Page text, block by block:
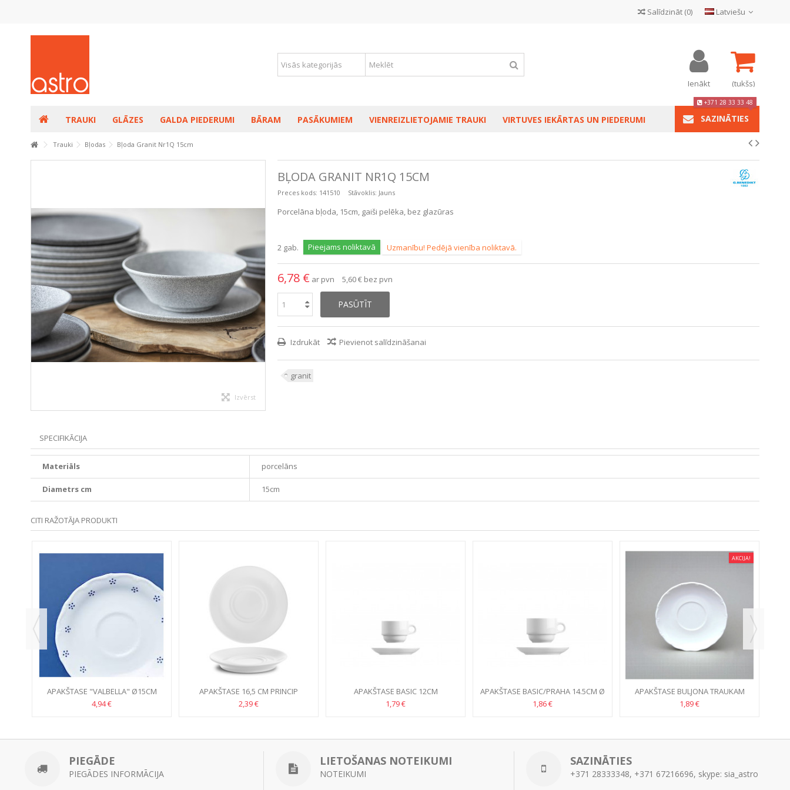
Latviešu
Salīdzināt (0)
(tukšs)
Ienākt
TRAUKI GLĀZES GALDA PIEDERUMI BĀRAM PASĀKUMIEM VIENREIZLIETOJAMIE TRAUKI VIRTUVES IEKĀRTAS UN PIEDERUMI SAZINĀTIES
+371 28 33 33 48
Trauki Bļodas Bļoda Granit Nr1Q 15cm
Izvērst
BĻODA GRANIT NR1Q 15CM
Preces kods: 141510 Stāvoklis: Jauns
Porcelāna bļoda, 15cm, gaiši pelēka, bez glazūras
2 gab. Pieejams noliktavā Uzmanību! Pedējā vienība noliktavā.
6,78 € ar pvn 5,60 €bez pvn
PASŪTĪT
Izdrukāt Pievienot salīdzināšanai
granit
SPECIFIKĀCIJA
Materiāls porcelāns
Diametrs cm 15cm
CITI RAŽOTĀJA PRODUKTI
APAKŠTASE "VALBELLA" Ø15CM
PORCELĀNS
4,94 €
APAKŠTASE 16,5 CM PRINCIP
BUĻJONA TASEI
2,39 €
APAKŠTASE BASIC 12CM
1,79 €
APAKŠTASE BASIC/PRAHA 14.5CM Ø
1,86 €
AKCIJA!
APAKŠTASE BULJONA TRAUKAM
OFELIA 17CM
1,89 €
PIEGĀDE
PIEGĀDES INFORMĀCIJA
LIETOŠANAS NOTEIKUMI
NOTEIKUMI
SAZINĀTIES
+371 28333348, +371 67216696, skype: sia_astro